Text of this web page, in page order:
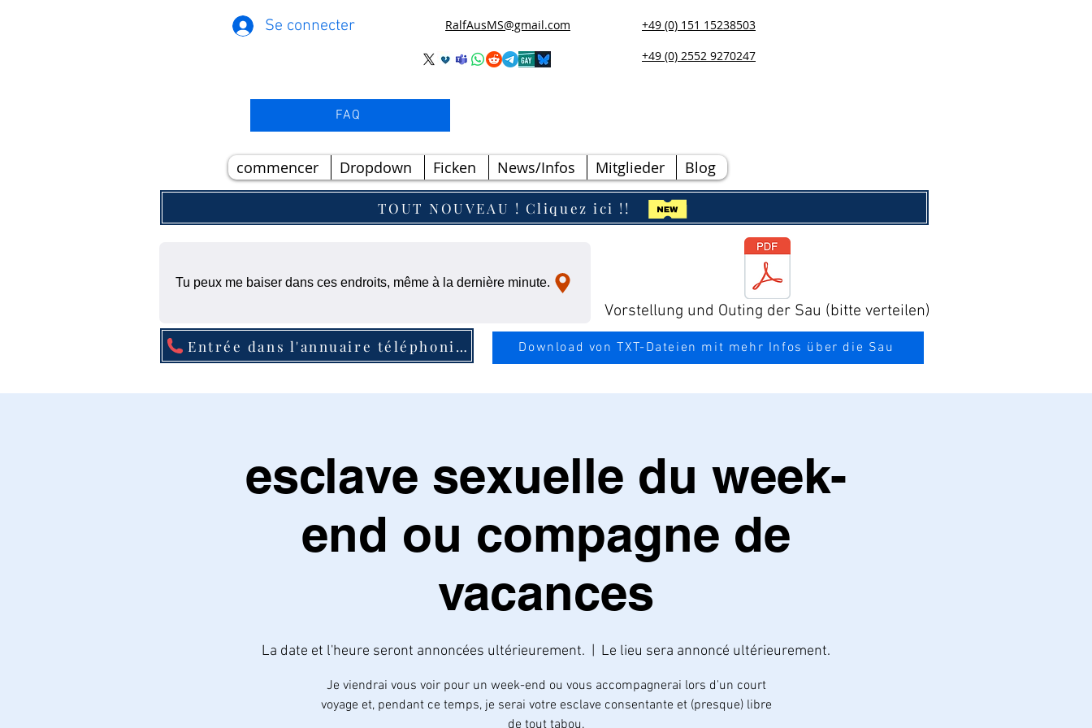
Se connecter RalfAusMS@gmail.com
+49 (0) 151 15238503
+49 (0) 2552 9270247
FAQ
commencer Dropdown Ficken News/Infos Mitglieder Blog
TOUT NOUVEAU ! Cliquez ici !!
Tu peux me baiser dans ces endroits, même à la dernière minute.
Vorstellung und Outing der Sau (bitte verteilen)
Entrée dans l'annuaire téléphonique Download von TXT-Dateien mit mehr Infos über die Sau
esclave sexuelle du week-
end ou compagne de
vacances
La date et l'heure seront annoncées ultérieurement. Le lieu sera annoncé ultérieurement.
Je viendrai vous voir pour un week-end ou vous accompagnerai lors d'un court
voyage et, pendant ce temps, je serai votre esclave consentante et (presque) libre
de tout tabou.